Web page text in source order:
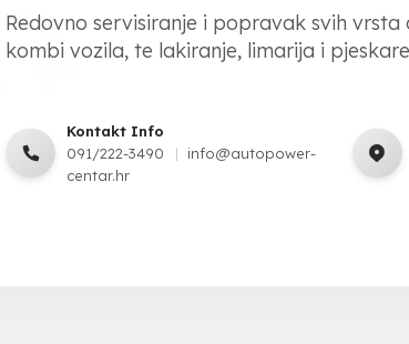
Redovno servisiranje i popravak svih vrsta
kombi vozila, te lakiranje, limarija i
Kontakt Info
091/222-3490
info@autopower-
centar.hr